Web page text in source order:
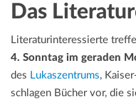
Das
Literaturinteressierte
4. Sonntag im geraden
des Lukaszentrums,
schlagen Bücher vor, die